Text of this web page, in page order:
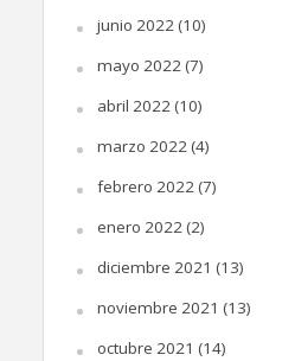
junio 2022(10)
mayo 2022(7)
abril 2022(10)
marzo 2022(4)
febrero 2022(7)
enero 2022(2)
diciembre 2021 (13)
noviembre 2021 (13)
octubre 2021 (14)